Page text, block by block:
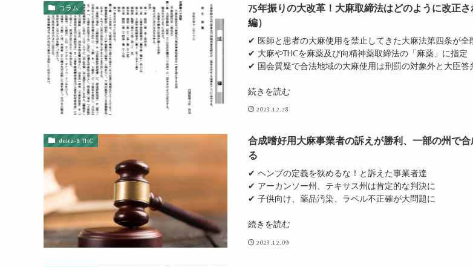
コラム
75年振りの大改革！大麻取締法はどのように改正
編）
✔ 医師と患者の大麻使用を禁止してきた大麻法第四条が全
✔ 大麻やTHCを麻薬及び向精神薬取締法の「麻薬」に指定
✔ 国会質疑で合法地域の大麻使用は刑罰の対象外と大臣答
続きを読む
2023.12.28
delta-8 THC
合成嗜好用大麻事業者の訴えが勝利、一部の州で
る
✔ ヘンプの定義を狭めるな！と訴えた事業者達
✔ アーカンソー州、テキサス州は肯定的な判決に
✔ 子供向け、薬品汚染、ラベル不正確が大問題に
続きを読む
2023.12.09